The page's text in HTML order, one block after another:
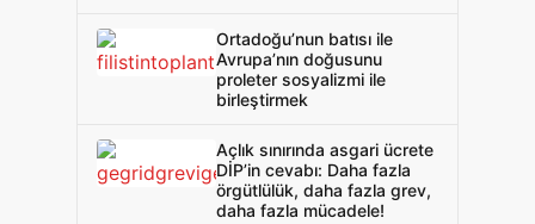
Ortadoğu’nun batısı ile
Avrupa’nın doğusunu
proleter sosyalizmi ile
birleştirmek
Açlık sınırında asgari ücrete
DİP’in cevabı: Daha fazla
örgütlülük, daha fazla grev,
daha fazla mücadele!